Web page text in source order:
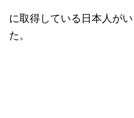
に取得している日本人が
た。